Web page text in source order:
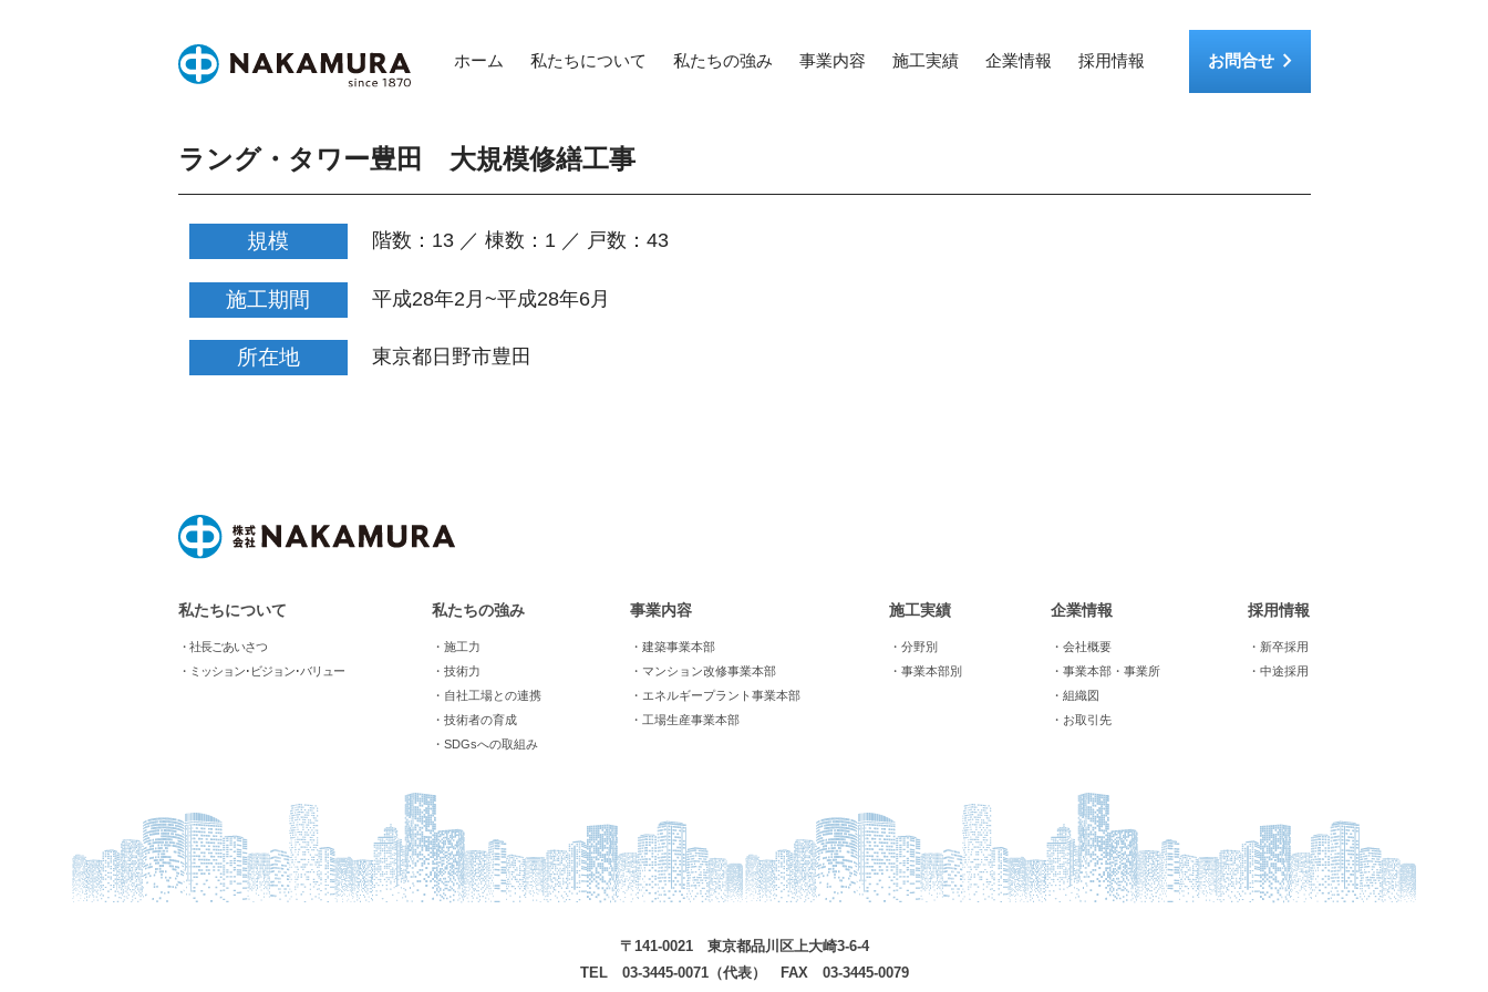
ホーム 私たちについて 私たちの強み 事業内容 施工実績 企業情報 採用情報 お問合せkeyboard_arrow_right
ラング・タワー豊田 大規模修繕工事
規模 階数：13 ／ 棟数：1 ／ 戸数：43
施工期間 平成28年2月~平成28年6月
所在地 東京都日野市豊田
私たちについて
・社長ごあいさつ
・ミッション･ビジョン･バリュー
私たちの強み
・施工力
・技術力
・自社工場との連携
・技術者の育成
・SDGsへの取組み
事業内容
・建築事業本部
・マンション改修事業本部
・エネルギープラント事業本部
・工場生産事業本部
施工実績
・分野別
・事業本部別
企業情報
・会社概要
・事業本部・事業所
・組織図
・お取引先
採用情報
・新卒採用
・中途採用
〒141-0021 東京都品川区上大崎3-6-4
TEL 03-3445-0071（代表） FAX 03-3445-0079